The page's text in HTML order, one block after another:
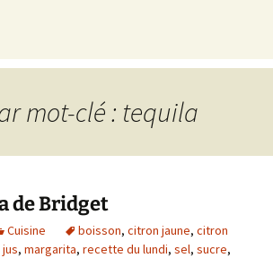
mot-clé : tequila
de Bridget
Cuisine boisson, citron jaune, citron
jus, margarita, recette du lundi, sel, sucre,